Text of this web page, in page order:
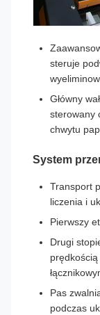
steruje
Główny
sterowany
chwytu
System
Transport
liczenia i
Pierwszy
Drugi
Pas
podczas